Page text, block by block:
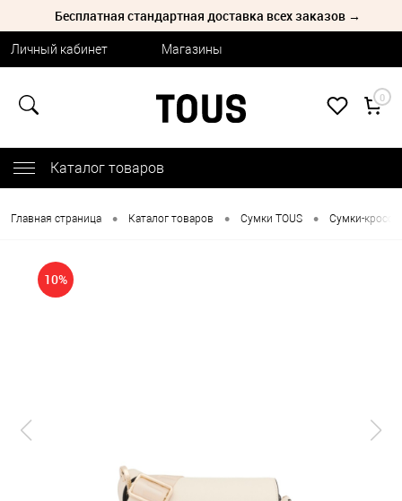
Бесплатная стандартная доставка всех заказов →
Личный кабинет Магазины
0
Каталог товаров
Главная страница • Каталог товаров • Сумки TOUS • Сумки-
10%